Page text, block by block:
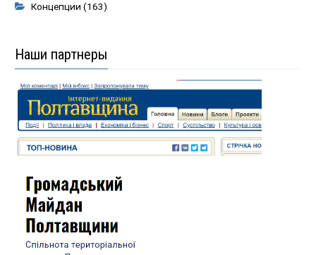
Концепции (163)
Наши партнеры